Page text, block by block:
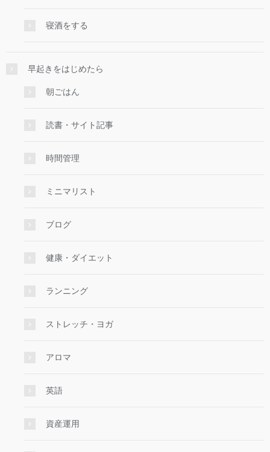
寝酒をする
早起きをはじめたら
朝ごはん
読書・サイト記事
時間管理
ミニマリスト
ブログ
健康・ダイエット
ランニング
ストレッチ・ヨガ
アロマ
英語
資産運用